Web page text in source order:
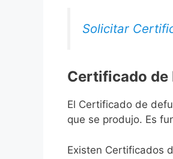
Solicitar
Certificado de
El Certificado de
que se produjo. Es
Existen Certificados